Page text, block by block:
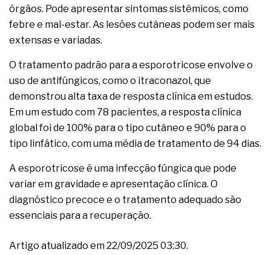
órgãos. Pode apresentar sintomas sistêmicos, como
febre e mal-estar. As lesões cutâneas podem ser mais
extensas e variadas.
O tratamento padrão para a esporotricose envolve o
uso de antifúngicos, como o itraconazol, que
demonstrou alta taxa de resposta clínica em estudos.
Em um estudo com 78 pacientes, a resposta clínica
global foi de 100% para o tipo cutâneo e 90% para o
tipo linfático, com uma média de tratamento de 94 dias.
A esporotricose é uma infecção fúngica que pode
variar em gravidade e apresentação clínica. O
diagnóstico precoce e o tratamento adequado são
essenciais para a recuperação.
Artigo atualizado em 22/09/2025 03:30.